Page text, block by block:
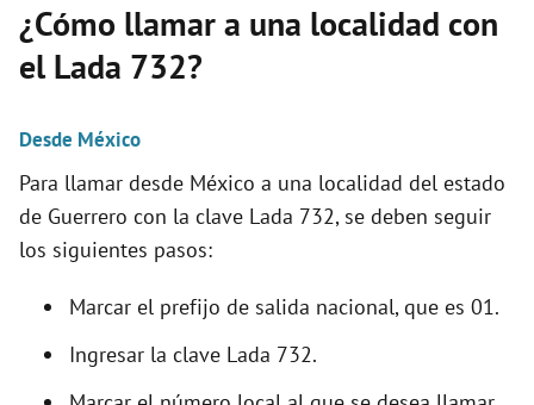
¿Cómo llamar a una localidad con
el Lada 732?
Desde México
Para llamar desde México a una localidad del estado
de Guerrero con la clave Lada 732, se deben seguir
los siguientes pasos:
Marcar el prefijo de salida nacional, que es 01.
Ingresar la clave Lada 732.